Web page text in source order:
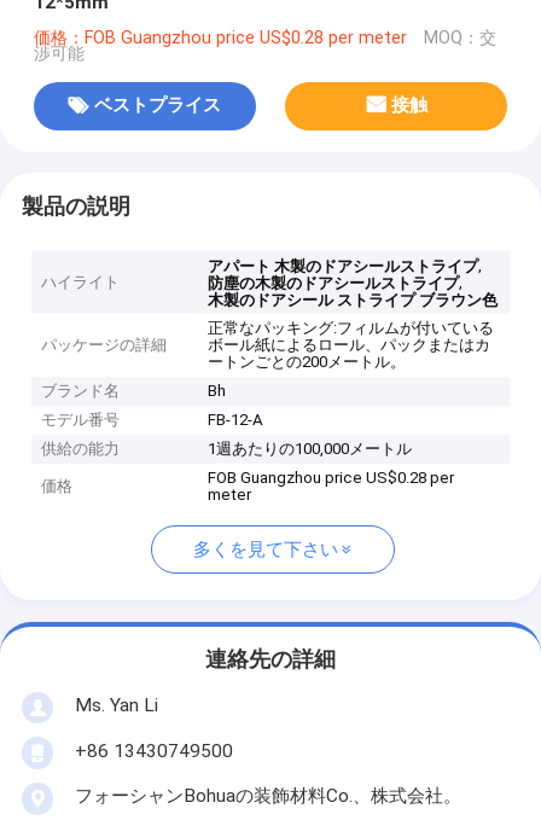
価格：FOB Guangzhou price US$0.28 per meter MOQ：交
渉可能
ベストプライス 接触
製品の説明
ハイライト
アパート 木製のドアシールストライプ,
防塵の木製のドアシールストライプ,
木製のドアシール ストライプ ブラウン色
パッケージの詳細
正常なパッキング:フィルムが付いている
ボール紙によるロール、パックまたはカ
ートンごとの200メートル。
ブランド名
Bh
モデル番号
FB-12-A
供給の能力
1週あたりの100,000メートル
価格
FOB Guangzhou price US$0.28 per
meter
多くを見て下さい
連絡先の詳細
Ms. Yan Li
+86 13430749500
フォーシャンBohuaの装飾材料Co.、株式会社。